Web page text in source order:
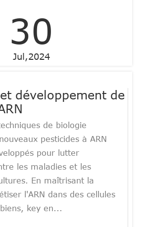
30
Jul,2024
développement de
de biologie
pesticides à ARN
pour lutter
les maladies et les
En maîtrisant la
l'ARN dans des cellules
key en...